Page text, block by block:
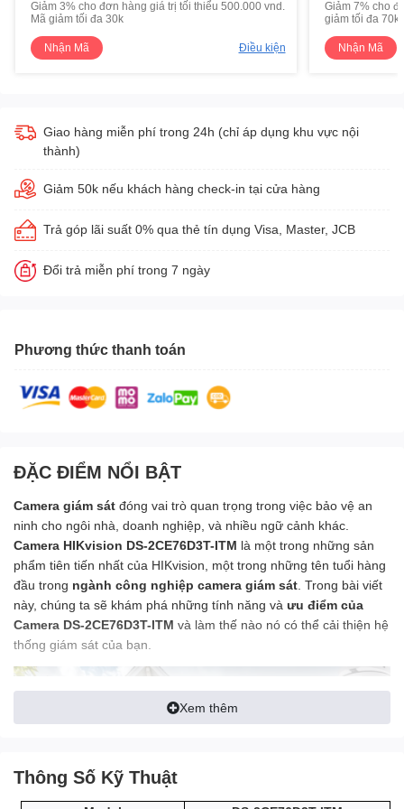
Giảm 3% cho đơn hàng giá trị tối thiểu 500.000 vnd.
Mã giảm tối đa 30k
Nhận Mã Điều kiện
Giảm 7% cho
giảm tối đa 70k
Nhận Mã
Giao hàng miễn phí trong 24h (chỉ áp dụng khu vực nội
thành)
Giảm 50k nếu khách hàng check-in tại cửa hàng
Trả góp lãi suất 0% qua thẻ tín dụng Visa, Master, JCB
Đổi trả miễn phí trong 7 ngày
Phương thức thanh toán
ĐẶC ĐIỂM NỔI BẬT
Camera giám sát đóng vai trò quan trọng trong việc bảo vệ an
ninh cho ngôi nhà, doanh nghiệp, và nhiều ngữ cảnh khác.
Camera HIKvision DS-2CE76D3T-ITM là một trong những sản
phẩm tiên tiến nhất của HIKvision, một trong những tên tuổi hàng
đầu trong ngành công nghiệp camera giám sát . Trong bài viết
này, chúng ta sẽ khám phá những tính năng và ưu điểm của
Camera DS-2CE76D3T-ITM và làm thế nào nó có thể cải thiện hệ
thống giám sát của bạn.
Xem thêm
Thông Số Kỹ Thuật